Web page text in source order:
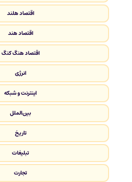
اقتصاد هلند
اقتصاد هند
اقتصاد هنگ کنگ
انرژی
اینترنت و شبکه
بین‌الملل
تاریخ
تبلیغات
تجارت